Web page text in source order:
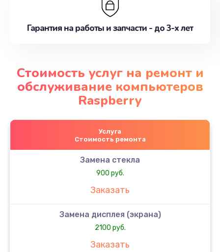
Гарантия на работы и запчасти - до 3-х лет
Стоимость услуг на ремонт и
обслуживание компьютеров
Raspberry
Услуга
Стоимость ремонта
Замена стекла
900 руб.
Заказать
Замена дисплея (экрана)
2100 руб.
Заказать